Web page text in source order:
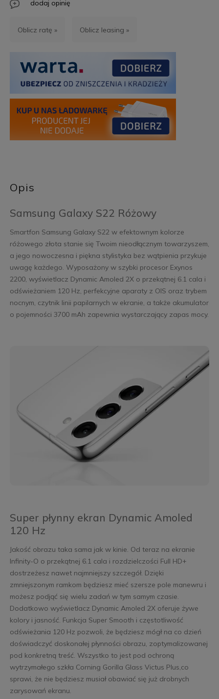
dodaj opinię
Oblicz ratę » Oblicz leasing »
Opis
Samsung Galaxy S22 Różowy
Smartfon Samsung Galaxy S22 w efektownym kolorze
różowego złota stanie się Twoim nieodłącznym towarzyszem,
a jego nowoczesna i piękna stylistyka bez wątpienia przykuje
uwagę każdego. Wyposażony w szybki procesor Exynos
2200, wyświetlacz Dynamic Amoled 2X o przekątnej 6.1 cala i
odświeżaniem 120 Hz, perfekcyjne aparaty z OIS oraz trybem
nocnym, czytnik linii papilarnych w ekranie, a także akumulator
o pojemności 3700 mAh zapewnia wystarczający zapas mocy.
Super płynny ekran Dynamic Amoled
120 Hz
Jakość obrazu taka sama jak w kinie. Od teraz na ekranie
Infinity-O o przekątnej 6.1 cala i rozdzielczości Full HD+
dostrzeżesz nawet najmniejszy szczegół. Dzięki
zmniejszonym ramkom będziesz mieć szersze pole manewru i
możesz podjąć się wielu zadań w tym samym czasie.
Dodatkowo wyświetlacz Dynamic Amoled 2X oferuje żywe
kolory i jasność. Funkcja Super Smooth i częstotliwość
odświeżania 120 Hz pozwoli, że będziesz mógł na co dzień
doświadczyć doskonałej płynności obrazu, zoptymalizowanej
pod konkretną treść. Wszystko to jest pod ochroną
wytrzymałego szkła Corning Gorilla Glass Victus Plus,co
sprawi, że nie będziesz musiał obawiać się już drobnych
zarysowań ekranu.